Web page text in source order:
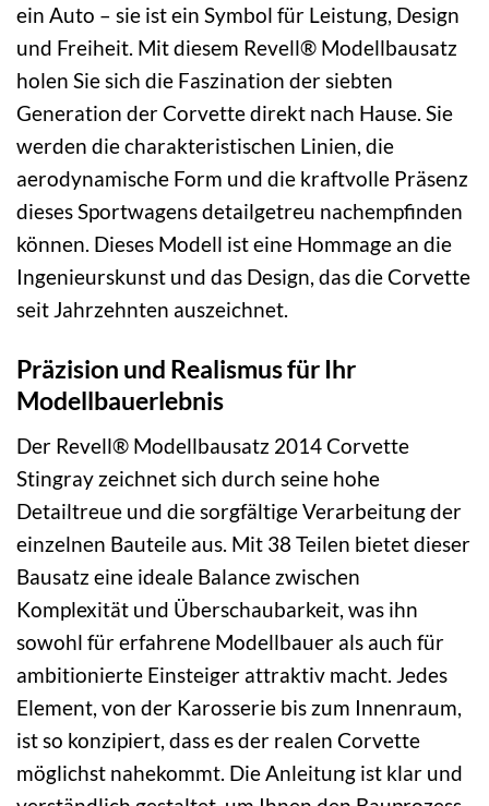
ein Auto – sie ist ein Symbol für Leistung, Design
und Freiheit. Mit diesem Revell® Modellbausatz
holen Sie sich die Faszination der siebten
Generation der Corvette direkt nach Hause. Sie
werden die charakteristischen Linien, die
aerodynamische Form und die kraftvolle Präsenz
dieses Sportwagens detailgetreu nachempfinden
können. Dieses Modell ist eine Hommage an die
Ingenieurskunst und das Design, das die Corvette
seit Jahrzehnten auszeichnet.
Präzision und Realismus für Ihr
Modellbauerlebnis
Der Revell® Modellbausatz 2014 Corvette
Stingray zeichnet sich durch seine hohe
Detailtreue und die sorgfältige Verarbeitung der
einzelnen Bauteile aus. Mit 38 Teilen bietet dieser
Bausatz eine ideale Balance zwischen
Komplexität und Überschaubarkeit, was ihn
sowohl für erfahrene Modellbauer als auch für
ambitionierte Einsteiger attraktiv macht. Jedes
Element, von der Karosserie bis zum Innenraum,
ist so konzipiert, dass es der realen Corvette
möglichst nahekommt. Die Anleitung ist klar und